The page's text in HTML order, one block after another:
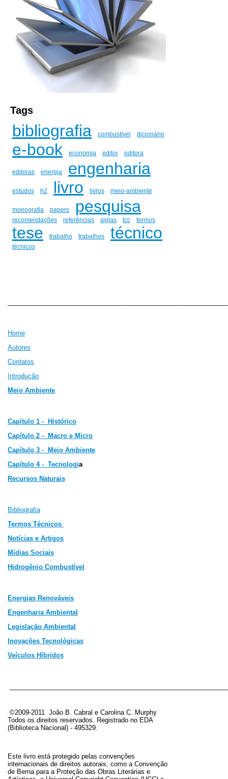
Tags
bibliografia combustível dicionário
e-book economia editor editora
editoras energia engenharia
estudos h2 livro livros meio-ambiente
monografia papers pesquisa
recomendações referências siglas tcc termos
tese trabalho trabalhos técnico
técnicos
Home
Autores
Contatos
Introdução
Meio Ambiente
Capítulo 1 - Histórico
Capítulo 2 -
Macro e Micro
Capítulo 3 -
Meio Ambiente
Capítulo 4 - Tecnologia
Recursos Naturais
Bibliografia
Termos Técnicos
Notícias e Artigos
Mídias Sociais
Hidrogênio Combustível
Energias Renováveis
Engenharia Ambiental
Legislação Ambiental
Inovações Tecnológicas
Veículos Híbridos
©2009-2011 João B. Cabral e Carolina C. Murphy
Todos os direitos reservados. Registrado no EDA
(Biblioteca Nacional) - 495329.
Este livro está protegido pelas convenções
internacionais de direitos autorais, como a Convenção
de Berna para a Proteção das Obras Literárias e